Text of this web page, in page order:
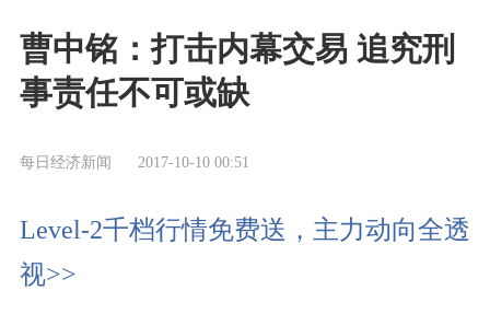
曹中铭：打击内幕交易 追究刑
事责任不可或缺
每日经济新闻 2017-10-10 00:51
Level-2千档行情免费送，主力动向全透
视>>